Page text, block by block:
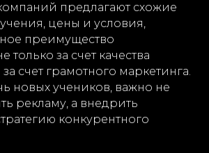
предлагают схожие
цены и условия,
преимущество
только за счет качества
счет грамотного маркетинга.
новых учеников, важно не
рекламу, а внедрить
конкурентного